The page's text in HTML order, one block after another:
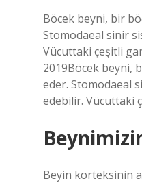
Böcek beyni, bir
Stomodaeal sinir
Vücuttaki çeşitli
2019Böcek beyni,
eder. Stomodaeal
edebilir. Vücuttaki
Beyin korteksinin